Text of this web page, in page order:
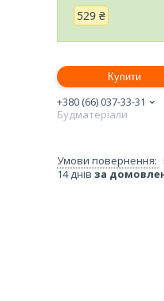
529 ₴
Купити
+380 (66) 037-33-31
Будматеріали
14 днів за